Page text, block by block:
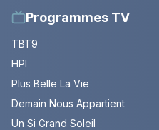
Programmes TV
TBT9
HPI
Plus Belle La Vie
Demain Nous Appartient
Un Si Grand Soleil